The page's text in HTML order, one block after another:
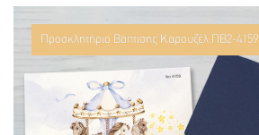
Προσκλητήριο Βάπτισης Καρουζέλ ΠΒ2-4159